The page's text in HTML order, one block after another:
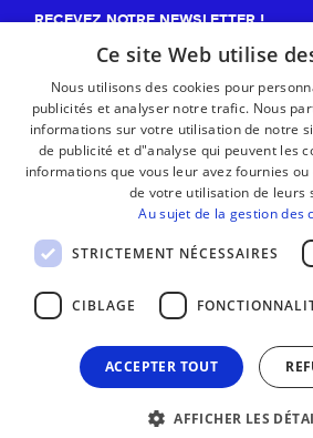
RECEVEZ NOTRE NEWSLETTER !
MENTIONS LÉGALES
Ce site Web utilise
Nous utilisons des cookies pour
publicités et analyser notre trafic. Nous
informations sur votre utilisation de notre
de publicité et d"analyse qui peuvent les
informations que vous leur avez fournies
de votre utilisation de leurs
Au sujet de la gestion des
STRICTEMENT NÉCESSAIRES
CIBLAGE
ACCEPTER TOUT
AFFICHER LES